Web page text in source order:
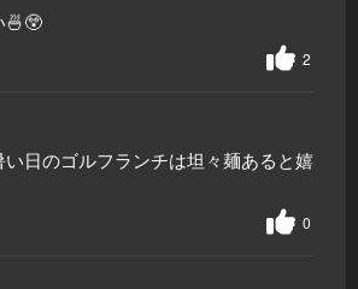
2
日のゴルフランチは坦々麺あると嬉
0